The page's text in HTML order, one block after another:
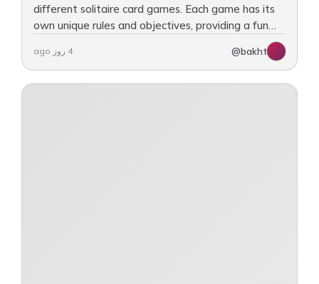
different solitaire card games. Each game has its
own unique rules and objectives, providing a fun
@bakht 4 روز ago